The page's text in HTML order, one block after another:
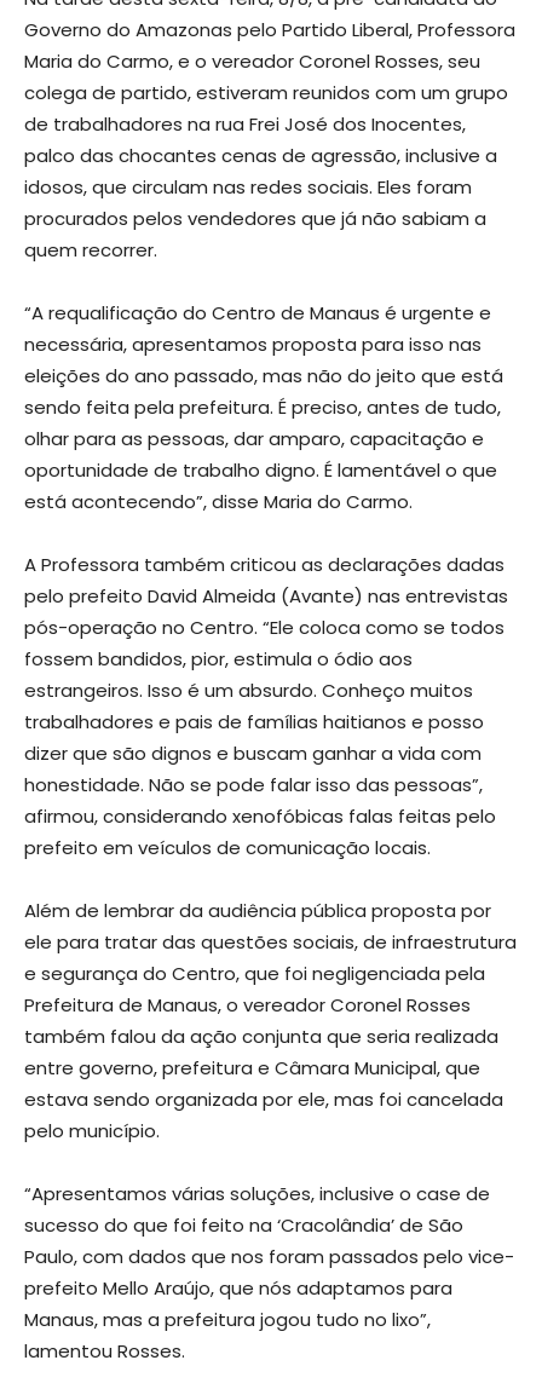
Governo do Amazonas pelo Partido Liberal, Professora
Maria do Carmo, e o vereador Coronel Rosses, seu
colega de partido, estiveram reunidos com um grupo
de trabalhadores na rua Frei José dos Inocentes,
palco das chocantes cenas de agressão, inclusive a
idosos, que circulam nas redes sociais. Eles foram
procurados pelos vendedores que já não sabiam a
quem recorrer.
“A requalificação do Centro de Manaus é urgente e
necessária, apresentamos proposta para isso nas
eleições do ano passado, mas não do jeito que está
sendo feita pela prefeitura. É preciso, antes de tudo,
olhar para as pessoas, dar amparo, capacitação e
oportunidade de trabalho digno. É lamentável o que
está acontecendo”, disse Maria do Carmo.
A Professora também criticou as declarações dadas
pelo prefeito David Almeida (Avante) nas entrevistas
pós-operação no Centro. “Ele coloca como se todos
fossem bandidos, pior, estimula o ódio aos
estrangeiros. Isso é um absurdo. Conheço muitos
trabalhadores e pais de famílias haitianos e posso
dizer que são dignos e buscam ganhar a vida com
honestidade. Não se pode falar isso das pessoas”,
afirmou, considerando xenofóbicas falas feitas pelo
prefeito em veículos de comunicação locais.
Além de lembrar da audiência pública proposta por
ele para tratar das questões sociais, de infraestrutura
e segurança do Centro, que foi negligenciada pela
Prefeitura de Manaus, o vereador Coronel Rosses
também falou da ação conjunta que seria realizada
entre governo, prefeitura e Câmara Municipal, que
estava sendo organizada por ele, mas foi cancelada
pelo município.
“Apresentamos várias soluções, inclusive o case de
sucesso do que foi feito na ‘Cracolândia’ de São
Paulo, com dados que nos foram passados pelo vice-
prefeito Mello Araújo, que nós adaptamos para
Manaus, mas a prefeitura jogou tudo no lixo”,
lamentou Rosses.